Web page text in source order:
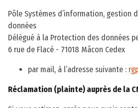
Pôle Systèmes d’information, gestion
données
Délégué à la Protection des données
6 rue de Flacé - 71018 Mâcon Cedex
par mail, à l’adresse suivante :
Réclamation (plainte) auprès de la